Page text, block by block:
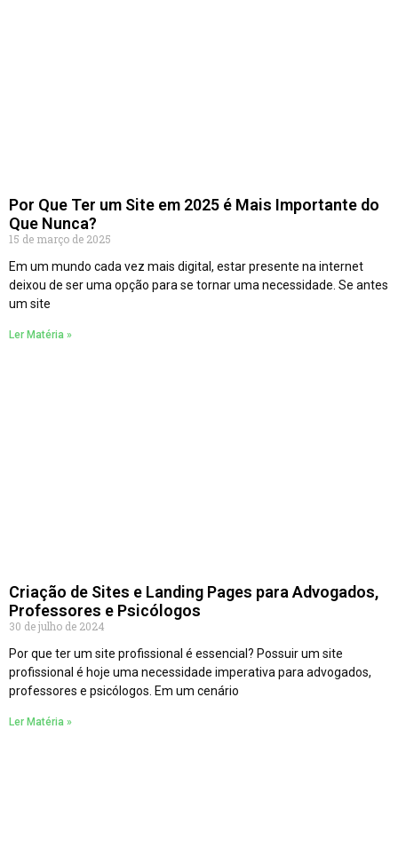
Por Que Ter um Site em 2025 é Mais Importante do
Que Nunca?
15 de março de 2025
Em um mundo cada vez mais digital, estar presente na internet
deixou de ser uma opção para se tornar uma necessidade. Se antes
um site
Ler Matéria »
Criação de Sites e Landing Pages para Advogados,
Professores e Psicólogos
30 de julho de 2024
Por que ter um site profissional é essencial? Possuir um site
profissional é hoje uma necessidade imperativa para advogados,
professores e psicólogos. Em um cenário
Ler Matéria »